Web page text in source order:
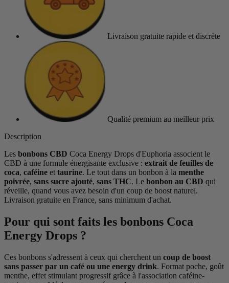
Livraison gratuite rapide et discrète
Qualité premium au meilleur prix
Description
Les bonbons CBD Coca Energy Drops d'Euphoria associent le
CBD à une formule énergisante exclusive : extrait de feuilles de
coca, caféine et taurine. Le tout dans un bonbon à la menthe
poivrée, sans sucre ajouté, sans THC. Le bonbon au CBD qui
réveille, quand vous avez besoin d'un coup de boost naturel.
Livraison gratuite en France, sans minimum d'achat.
Pour qui sont faits les bonbons Coca
Energy Drops ?
Ces bonbons s'adressent à ceux qui cherchent un coup de boost
sans passer par un café ou une energy drink. Format poche, goût
menthe, effet stimulant progressif grâce à l'association caféine-